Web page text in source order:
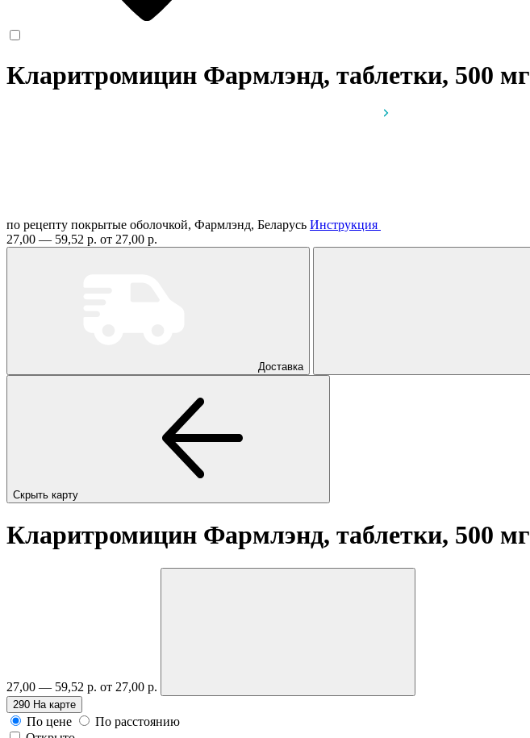
Кларитромицин Фармлэнд, таблетки, 500 мг
по рецепту покрытые оболочкой, Фармлэнд, Беларусь Инструкция
27,00 — 59,52 р. от 27,00 р.
Доставка
Скрыть карту
Кларитромицин Фармлэнд, таблетки, 500 мг
27,00 — 59,52 р. от 27,00 р.
290 На карте
По цене
По расстоянию